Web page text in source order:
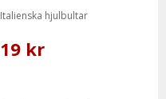
Italienska hjulbultar
19 kr